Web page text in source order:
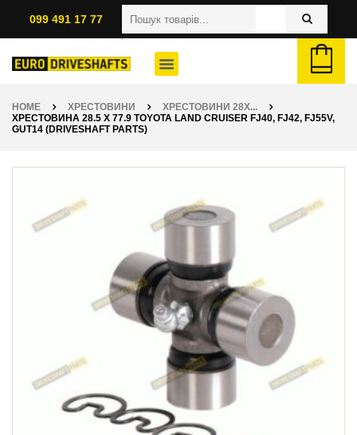
099 491 17 77
HOME ХРЕСТОВИНИ
ХРЕСТОВИНИ 28X...
ХРЕСТОВИНА 28.5 X 77.9 TOYOTA LAND CRUISER FJ40, FJ42, FJ55V,
GUT14 (DRIVESHAFT PARTS)